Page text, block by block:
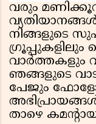
വരും
നിങ്ങളുടെ
വാർത്തകളും
ഞങ്ങളുടെ
പേജും ഫോളോ
താഴെ